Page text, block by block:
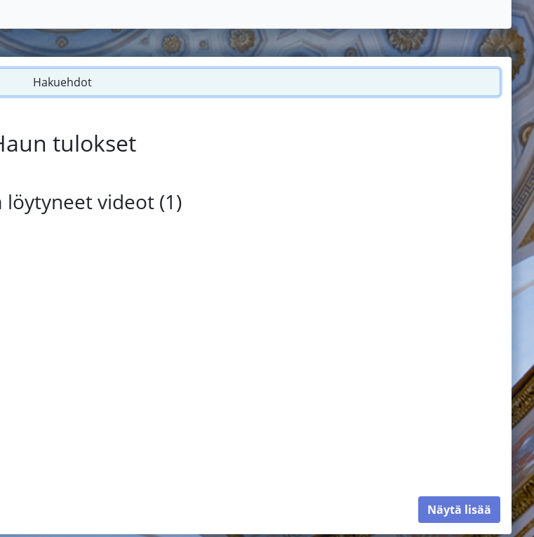
Hakuehdot
tulokset
löytyneet videot (1)
Näytä lisää